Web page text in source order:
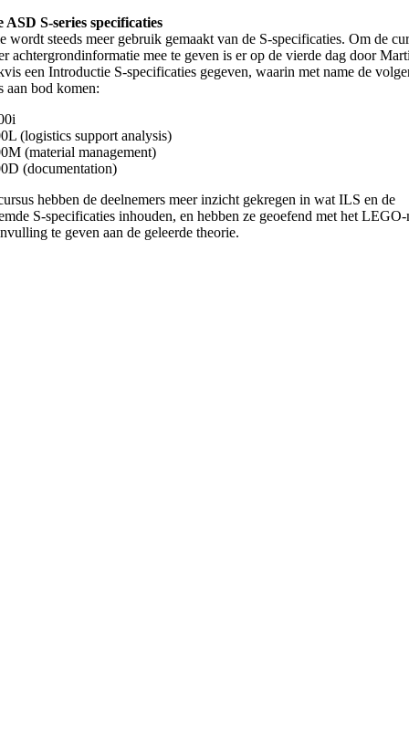
S-series specificaties
wordt steeds meer gebruik gemaakt van de S-specificaties. Om de
achtergrondinformatie mee te geven is er op de vierde dag door
een Introductie S-specificaties gegeven, waarin met name de
aan bod komen:
(logistics support analysis)
(material management)
(documentation)
hebben de deelnemers meer inzicht gekregen in wat ILS en de
S-specificaties inhouden, en hebben ze geoefend met het
te geven aan de geleerde theorie.